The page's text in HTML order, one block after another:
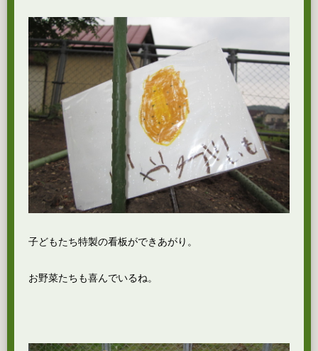
子どもたち特製の看板ができあがり。
お野菜たちも喜んでいるね。